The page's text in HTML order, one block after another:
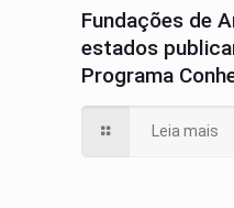
Fundações de
estados
Programa
Leia mais